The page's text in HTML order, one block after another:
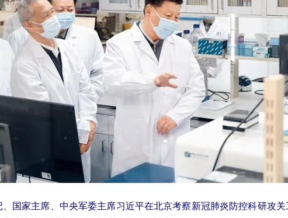
、国家主席、中央军委主席习近平在北京考察新冠肺炎防控科研攻